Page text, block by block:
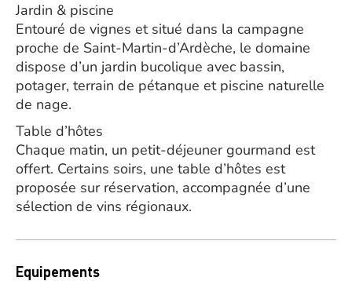
Jardin & piscine
Entouré de vignes et situé dans la campagne
proche de Saint-Martin-d’Ardèche, le domaine
dispose d’un jardin bucolique avec bassin,
potager, terrain de pétanque et piscine naturelle
de nage.
Table d’hôtes
Chaque matin, un petit-déjeuner gourmand est
offert. Certains soirs, une table d’hôtes est
proposée sur réservation, accompagnée d’une
sélection de vins régionaux.
Equipements